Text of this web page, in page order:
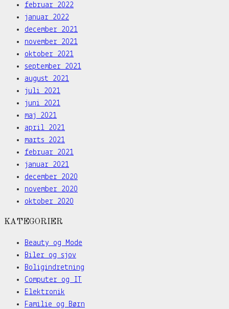
februar 2022
januar 2022
december 2021
november 2021
oktober 2021
september 2021
august 2021
juli 2021
juni 2021
maj 2021
april 2021
marts 2021
februar 2021
januar 2021
december 2020
november 2020
oktober 2020
KATEGORIER
Beauty og Mode
Biler og sjov
Boligindretning
Computer og IT
Elektronik
Familie og Børn